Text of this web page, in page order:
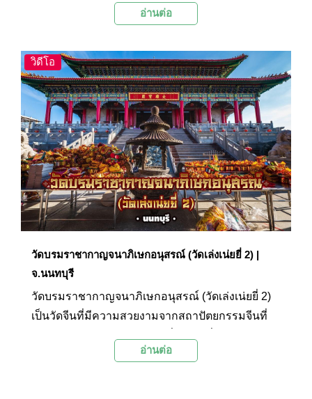
สถาปัตยกรรมที่สวยงามทรงคุณค่ามากมาย โดย
ปัจจุบันสมัย ทั้งงดงามด้วยสถาปัตยกรรมแบบไทยๆ
ไปจนถึงสถาปัตยกรรมแบบจีนและอินเดีย… Palanla
จะพาไปชม 10 วัดสวยภาคกลางพร้อมๆ กัน
อ่านต่อ
วิดีโอ
วัดบรมราชากาญจนาภิเษกอนุสรณ์ (วัดเล่งเน่ยยี่ 2) |
จ.นนทบุรี
วัดบรมราชากาญจนาภิเษกอนุสรณ์ (วัดเล่งเน่ยยี่ 2)
เป็นวัดจีนที่มีความสวยงามจากสถาปัตยกรรมจีนที่
วัดแห่งนี้เป็นอีกหนึ่งสถานที่ยอดนิยมในช่วงตรุษจีน
อ่านต่อ